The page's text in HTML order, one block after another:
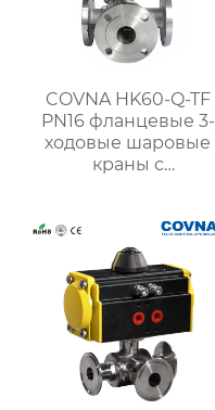
COVNA HK60-Q-TF
PN16 фланцевые 3-
ходовые шаровые
краны с